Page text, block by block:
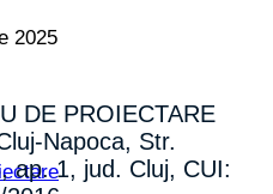
2025
DE PROIECTARE
Napoca, Str.
ap. 1, jud. Cluj, CUI: